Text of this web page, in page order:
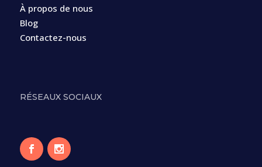
À propos de nous
Blog
Contactez-nous
RÉSEAUX SOCIAUX